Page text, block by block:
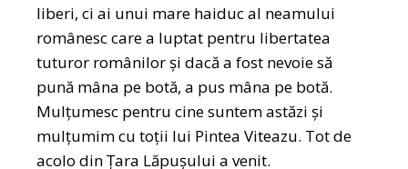
liberi, ci ai unui mare haiduc al neamului
românesc care a luptat pentru libertatea
tuturor românilor și dacă a fost nevoie să
pună mâna pe botă, a pus mâna pe botă.
Mulțumesc pentru cine suntem astăzi și
mulțumim cu toții lui Pintea Viteazu. Tot de
acolo din Țara Lăpușului a venit.